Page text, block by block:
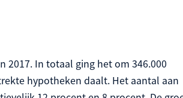
2017. In totaal ging het om 346.000
hypotheken daalt. Het aantal aan